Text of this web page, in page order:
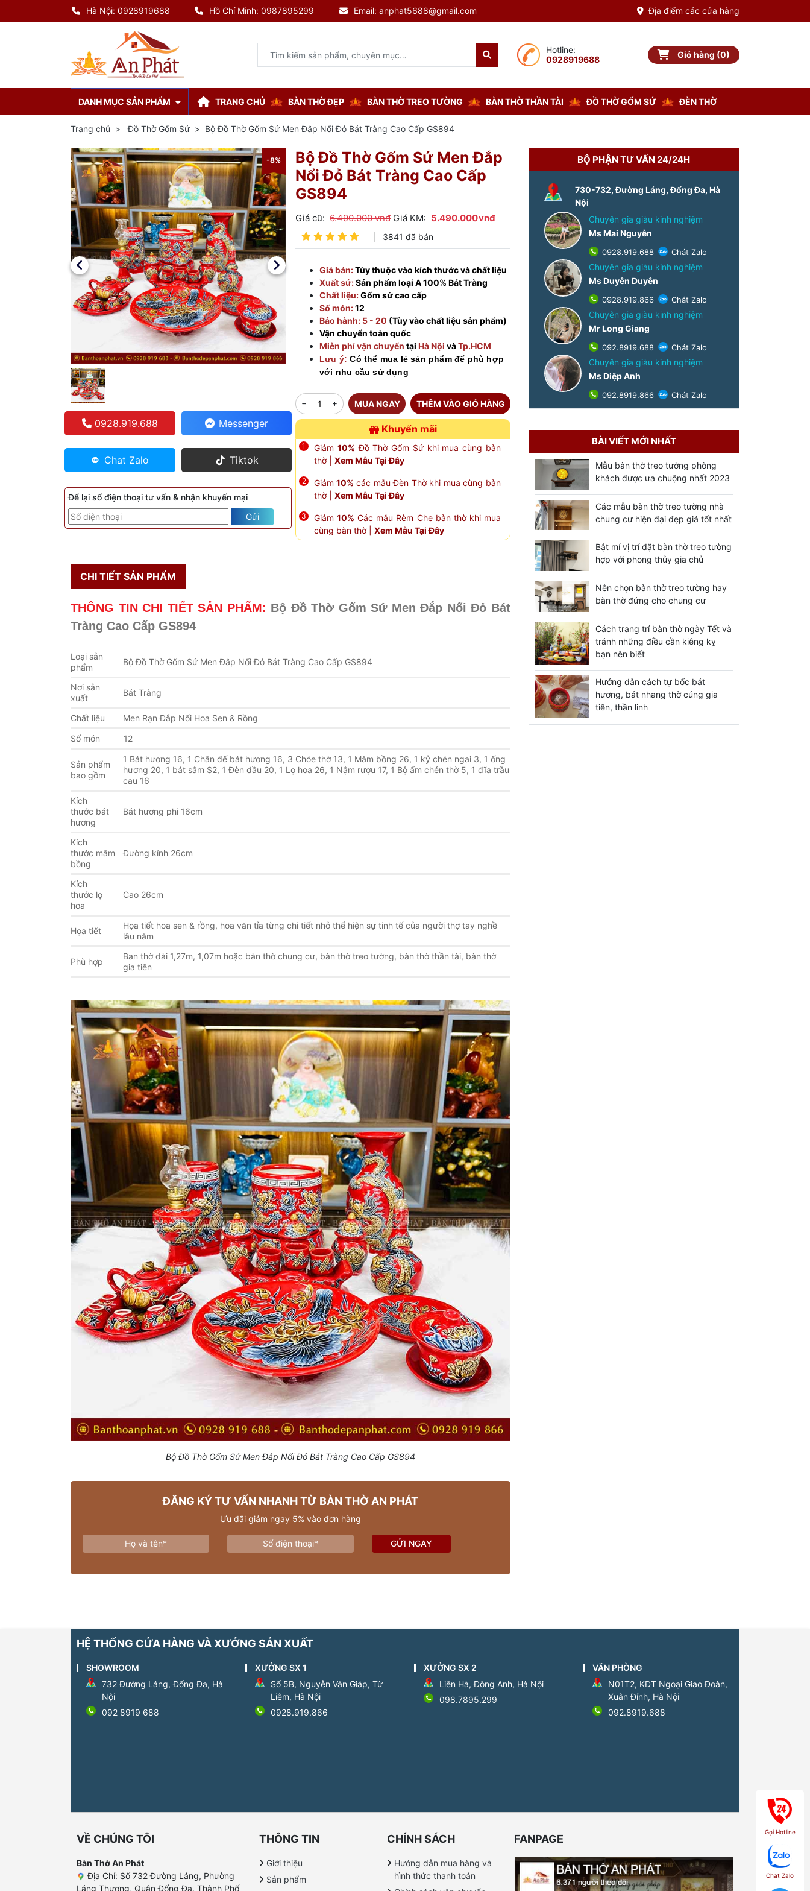
Hotline:
0928919688
Giỏ hàng
Giỏ hàng (0)
TRANG CHỦ BÀN THỜ ĐẸP BÀN THỜ TREO TƯỜNG BÀN THỜ THẦN TÀI ĐỒ THỜ GỐM SỨ ĐÈN THỜ
DANH MỤC SẢN PHẨM
Hà Nội: 0928919688 Hồ Chí Minh: 0987895299 Email: anphat5688@gmail.com Địa điểm các cửa hàng
Trang chủ Đồ Thờ Gốm Sứ Bộ Đồ Thờ Gốm Sứ Men Đắp Nổi Đỏ Bát Tràng Cao Cấp GS894
-8% -8%
0928.919.688 Messenger
Chat Zalo Tiktok
Để lại số điện thoại tư vấn & nhận khuyến mại
Gửi
Bộ Đồ Thờ Gốm Sứ Men Đắp
Nổi Đỏ Bát Tràng Cao Cấp
GS894
Giá cũ: 6.490.000 vnđ Giá KM: 5.490.000vnđ
3841 đã bán
Giá bán:Tùy thuộc vào kích thước và chất liệu
Xuất sứ:Sản phẩm loại A 100% Bát Tràng
Chất liệu:Gốm sứ cao cấp
Số món:12
Bảo hành: 5 - 20 (Tùy vào chất liệu sản phẩm)
Vận chuyển toàn quốc
Miễn phí vận chuyển tại Hà Nội vàTp.HCM
Lưu ý: Có thể mua lẻ sản phẩm để phù hợp
với nhu cầu sử dụng
MUA NGAY THÊM VÀO GIỎ HÀNG
Khuyến mãi
Giảm 10% Đồ Thờ Gốm Sứ khi mua cùng bàn
thờ | Xem Mẫu Tại Đây
Giảm 10% các mẫu Đèn Thờ khi mua cùng bàn
thờ | Xem Mẫu Tại Đây
Giảm10% Các mẫu Rèm Che bàn thờ khi mua
cùng bàn thờ | Xem Mẫu Tại Đây
CHI TIẾT SẢN PHẨM
THÔNG TIN CHI TIẾT SẢN PHẨM: Bộ Đồ Thờ Gốm Sứ Men Đắp Nổi Đỏ Bát
Tràng Cao Cấp GS894
Loại sản
phẩm
Bộ Đồ Thờ Gốm Sứ Men Đắp Nổi Đỏ Bát Tràng Cao Cấp GS894
Nơi sản
xuất
Bát Tràng
Chất liệu
Men Rạn Đắp Nổi Hoa Sen & Rồng
Số món
12
Sản phẩm
bao gồm
1 Bát hương 16, 1 Chân đế bát hương 16, 3 Chóe thờ 13, 1 Mâm bồng 26, 1 kỷ chén ngai 3, 1 ống
hương 20, 1 bát sâm S2, 1 Đèn dầu 20, 1 Lọ hoa 26, 1 Nậm rượu 17, 1 Bộ ấm chén thờ 5, 1 đĩa trầu
cau 16
Kích
thước bát
hương
Bát hương phi 16cm
Kích
thước mâm
bồng
Đường kính 26cm
Kích
thước lọ
hoa
Cao 26cm
Họa tiết
Họa tiết hoa sen & rồng, hoa văn tỉa từng chi tiết nhỏ thể hiện sự tinh tế của người thợ tay nghề
lâu năm
Phù hợp
Ban thờ dài 1,27m, 1,07m hoặc bàn thờ chung cư, bàn thờ treo tường, bàn thờ thần tài, bàn thờ
gia tiên
Bộ Đồ Thờ Gốm Sứ Men Đắp Nổi Đỏ Bát Tràng Cao Cấp GS894
ĐĂNG KÝ TƯ VẤN NHANH TỪ BÀN THỜ AN PHÁT
Ưu đãi giảm ngay 5% vào đơn hàng
GỬI NGAY
BỘ PHẬN TƯ VẤN 24/24H
730-732, Đường Láng, Đống Đa, Hà
Nội
Chuyên gia giàu kinh nghiệm
Ms Mai Nguyễn
0928.919.688 Chát Zalo
Chuyên gia giàu kinh nghiệm
Ms Duyên Duyên
0928.919.866 Chát Zalo
Chuyên gia giàu kinh nghiệm
Mr Long Giang
092.8919.688 Chát Zalo
Chuyên gia giàu kinh nghiệm
Ms Diệp Anh
092.8919.866 Chát Zalo
BÀI VIẾT MỚI NHẤT
Mẫu bàn thờ treo tường phòng
khách được ưa chuộng nhất 2023
Các mẫu bàn thờ treo tường nhà
chung cư hiện đại đẹp giá tốt nhất
Bật mí vị trí đặt bàn thờ treo tường
hợp với phong thủy gia chủ
Nên chọn bàn thờ treo tường hay
bàn thờ đứng cho chung cư
Cách trang trí bàn thờ ngày Tết và
tránh những điều cần kiêng kỵ
bạn nên biết
Hướng dẫn cách tự bốc bát
hương, bát nhang thờ cúng gia
tiên, thần linh
HỆ THỐNG CỬA HÀNG VÀ XƯỞNG SẢN XUẤT
SHOWROOM
732 Đường Láng, Đống Đa, Hà
Nội
092 8919 688
XƯỞNG SX 1
Số 5B, Nguyễn Văn Giáp, Từ
Liêm, Hà Nội
0928.919.866
XƯỞNG SX 2
Liên Hà, Đông Anh, Hà Nội
098.7895.299
VĂN PHÒNG
N01T2, KĐT Ngoại Giao Đoàn,
Xuân Đỉnh, Hà Nội
092.8919.688
VỀ CHÚNG TÔI
Bàn Thờ An Phát
Địa Chỉ: Số 732 Đường Láng, Phường
Láng Thượng, Quận Đống Đa, Thành Phố
THÔNG TIN
Giới thiệu
Sản phẩm
CHÍNH SÁCH
Hướng dẫn mua hàng và
hình thức thanh toán
FANPAGE
Gọi Hotline
Chat Zalo